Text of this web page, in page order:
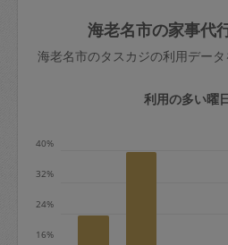
依頼者不在による当日
金額の100%＋交通費全
※例：依頼日時／土曜
きた場合は損害保険の
ご注意ください。
玉、など
あわせてこちらも参照
はありますか？
海老名市の家事代
海老名市のタスカジの利用データ
利用の多い曜
16%
24%
32%
40%